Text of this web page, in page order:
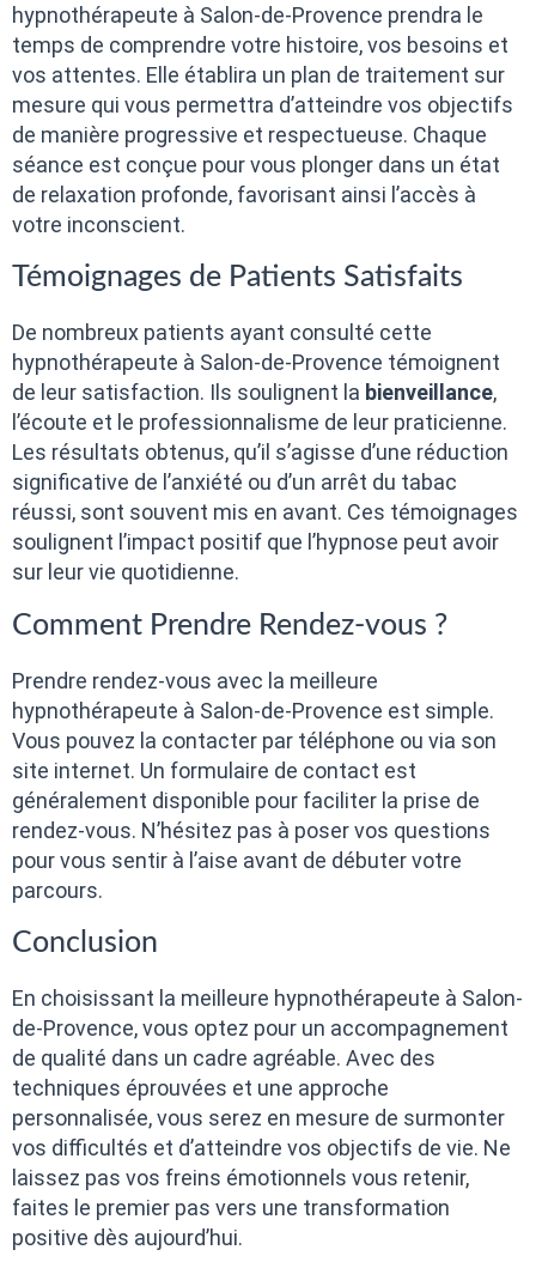
hypnothérapeute à Salon-de-Provence prendra le
temps de comprendre votre histoire, vos besoins et
vos attentes. Elle établira un plan de traitement sur
mesure qui vous permettra d’atteindre vos objectifs
de manière progressive et respectueuse. Chaque
séance est conçue pour vous plonger dans un état
de relaxation profonde, favorisant ainsi l’accès à
votre inconscient.
Témoignages de Patients Satisfaits
De nombreux patients ayant consulté cette
hypnothérapeute à Salon-de-Provence témoignent
de leur satisfaction. Ils soulignent la bienveillance,
l’écoute et le professionnalisme de leur praticienne.
Les résultats obtenus, qu’il s’agisse d’une réduction
significative de l’anxiété ou d’un arrêt du tabac
réussi, sont souvent mis en avant. Ces témoignages
soulignent l’impact positif que l’hypnose peut avoir
sur leur vie quotidienne.
Comment Prendre Rendez-vous ?
Prendre rendez-vous avec la meilleure
hypnothérapeute à Salon-de-Provence est simple.
Vous pouvez la contacter par téléphone ou via son
site internet. Un formulaire de contact est
généralement disponible pour faciliter la prise de
rendez-vous. N’hésitez pas à poser vos questions
pour vous sentir à l’aise avant de débuter votre
parcours.
Conclusion
En choisissant la meilleure hypnothérapeute à Salon-
de-Provence, vous optez pour un accompagnement
de qualité dans un cadre agréable. Avec des
techniques éprouvées et une approche
personnalisée, vous serez en mesure de surmonter
vos difficultés et d’atteindre vos objectifs de vie. Ne
laissez pas vos freins émotionnels vous retenir,
faites le premier pas vers une transformation
positive dès aujourd’hui.